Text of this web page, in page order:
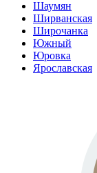
Шаумян
Ширванская
Широчанка
Южный
Юровка
Ярославская